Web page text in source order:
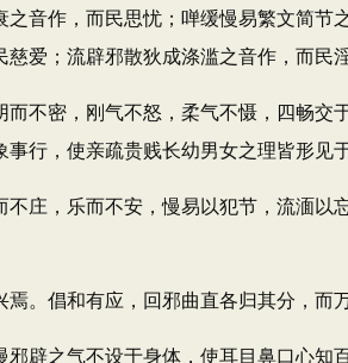
作，而民思忧；啴缓慢易繁文简节
爱；流辟邪散狄成涤滥之音作，而民淫
密，刚气不怒，柔气不慑，四畅交
行，使亲疏贵贱长幼男女之理皆形见于
，乐而不安，慢易以犯节，流湎以
倡和有应，回邪曲直各归其分，而万
之气不设于身体，使耳目鼻口心知